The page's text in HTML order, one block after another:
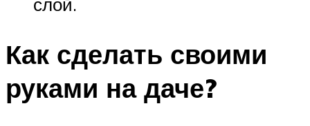
слой.
Как сделать своими
руками на даче?